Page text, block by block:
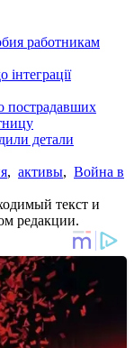
работникам
пострадавших
детали
, активы, Война в
текст и
редакции.